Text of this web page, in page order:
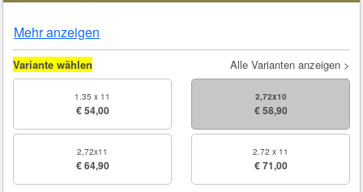
Mehr anzeigen
Variante wählen Alle Varianten anzeigen >
1.35 x 11
€ 54,00
2,72x10
€ 58,90
2,72x11
€ 64,90
2.72 x 11
€ 71,00